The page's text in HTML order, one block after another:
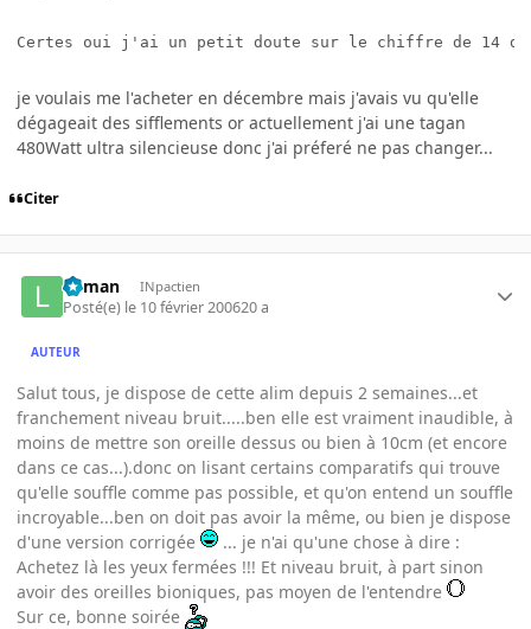
Certes oui j'ai un petit doute sur le chiffre de 14 dB
je voulais me l'acheter en décembre mais j'avais vu qu'elle
dégageait des sifflements or actuellement j'ai une tagan
480Watt ultra silencieuse donc j'ai préferé ne pas changer...
Citer
lolman INpactien
Posté(e) le 10 février 200620 a
AUTEUR
Salut tous, je dispose de cette alim depuis 2 semaines...et
franchement niveau bruit.....ben elle est vraiment inaudible, à
moins de mettre son oreille dessus ou bien à 10cm (et encore
dans ce cas...).donc on lisant certains comparatifs qui trouve
qu'elle souffle comme pas possible, et qu'on entend un souffle
incroyable...ben on doit pas avoir la même, ou bien je dispose
d'une version corrigée
... je n'ai qu'une chose à dire :
Achetez là les yeux fermées !!! Et niveau bruit, à part sinon
avoir des oreilles bioniques, pas moyen de l'entendre
Sur ce, bonne soirée